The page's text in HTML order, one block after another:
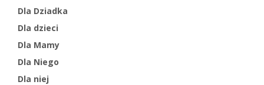
Dla Dziadka
Dla dzieci
Dla Mamy
Dla Niego
Dla niej